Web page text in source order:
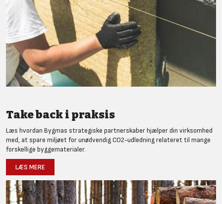
Take back i praksis
Læs hvordan Bygmas strategiske partnerskaber hjælper din virksomhed
med, at spare miljøet for unødvendig CO2-udledning relateret til mange
forskellige byggematerialer.
LÆS MERE